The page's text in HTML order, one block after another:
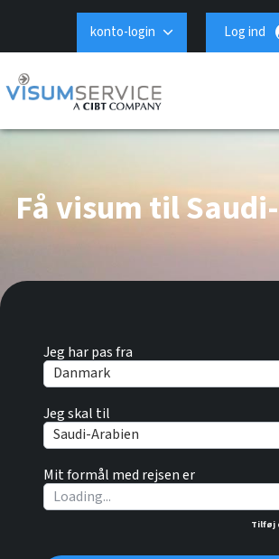
konto-login Log ind
Jeg har pas fra
Danmark
Jeg skal til
Saudi-Arabien
Mit formål med rejsen er
Tilføj
Få visum til